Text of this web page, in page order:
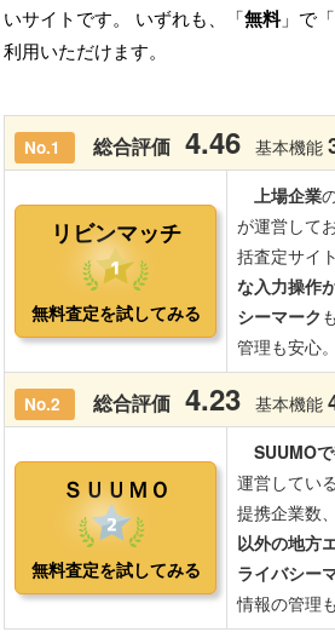
いサイトです。 いずれも、「無料」で「
利用いただけます。